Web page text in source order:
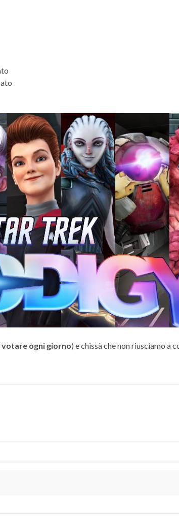
votare ogni giorno) e chissà che non riusciamo a